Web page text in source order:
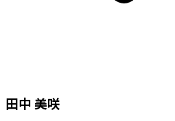
田中 美咲